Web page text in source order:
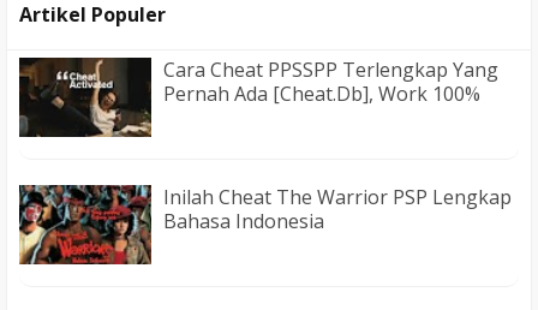
Artikel Populer
Cara Cheat PPSSPP Terlengkap Yang
Pernah Ada [Cheat.db], Work 100%
Inilah Cheat The Warrior PSP Lengkap
Bahasa Indonesia